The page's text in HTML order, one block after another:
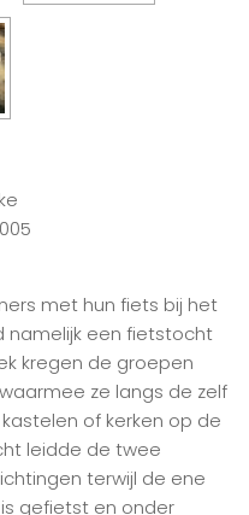
met hun fiets bij het
namelijk een fietstocht
kregen de groepen
ze langs de zelf
of kerken op de
leidde de twee
terwijl de ene
gefietst en onder